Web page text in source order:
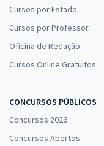
Cursos por Estado
Cursos por Professor
Oficina de Redação
Cursos Online Gratuitos
CONCURSOS PÚBLICOS
Concursos 2026
Concursos Abertos